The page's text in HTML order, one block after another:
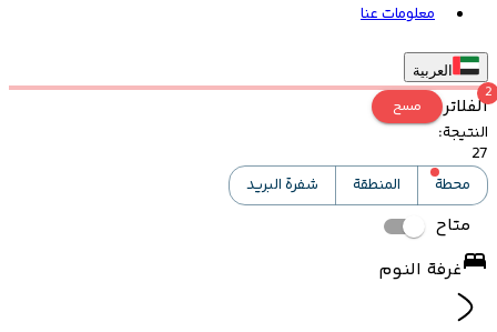
معلومات عنا
العربية
الفلاتر
2
مسح
النتيجة:
27
محطة
المنطقة شفرة البريد
متاح
غرفة النوم